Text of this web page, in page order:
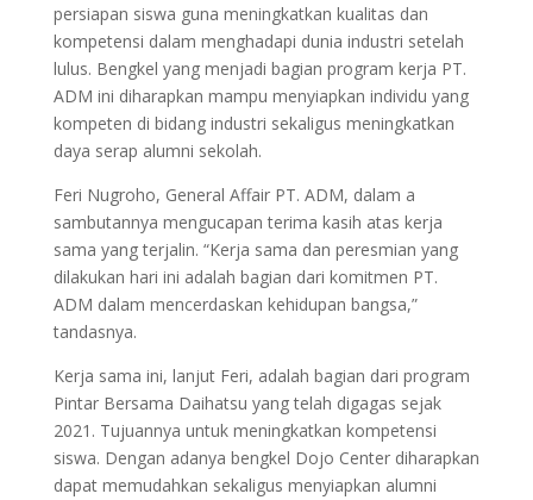
persiapan siswa guna meningkatkan kualitas dan
kompetensi dalam menghadapi dunia industri setelah
lulus. Bengkel yang menjadi bagian program kerja PT.
ADM ini diharapkan mampu menyiapkan individu yang
kompeten di bidang industri sekaligus meningkatkan
daya serap alumni sekolah.
Feri Nugroho, General Affair PT. ADM, dalam a
sambutannya mengucapan terima kasih atas kerja
sama yang terjalin. “Kerja sama dan peresmian yang
dilakukan hari ini adalah bagian dari komitmen PT.
ADM dalam mencerdaskan kehidupan bangsa,”
tandasnya.
Kerja sama ini, lanjut Feri, adalah bagian dari program
Pintar Bersama Daihatsu yang telah digagas sejak
2021. Tujuannya untuk meningkatkan kompetensi
siswa. Dengan adanya bengkel Dojo Center diharapkan
dapat memudahkan sekaligus menyiapkan alumni